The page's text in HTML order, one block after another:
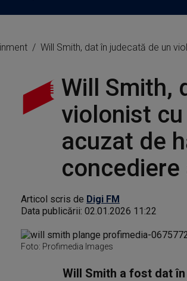
Will Smith, dat în judecată de un
Will Smith,
violonist
acuzat de
concediere
Articol scris de Digi FM
Data publicării: 02.01.2026 11:22
Foto: Profimedia Images
Will Smith a fost dat